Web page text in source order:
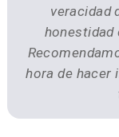
veracidad
honestidad
hora de hacer